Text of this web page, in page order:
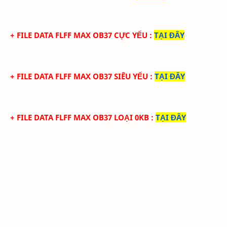
+ FILE DATAFLFF MAX OB37 CỰC YẾU : TẠI ĐÂY
+ FILE DATAFLFF MAX OB37 SIÊU YẾU : TẠI ĐÂY
+ FILE DATAFLFF MAX OB37 LOẠI 0KB : TẠI ĐÂY